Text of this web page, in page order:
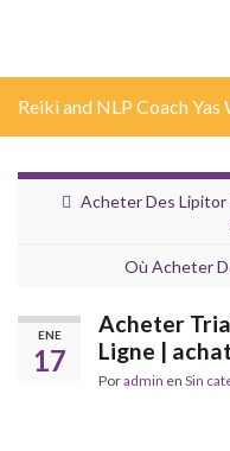
Reiki and NLP Coach Yas
Acheter Des
Où Acheter
ENE
17
Acheter
Ligne |
Poradmin en Sin